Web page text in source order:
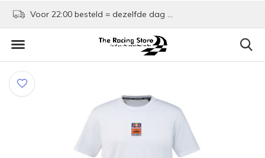
Voor 22:00 besteld = dezelfde dag verzonden!